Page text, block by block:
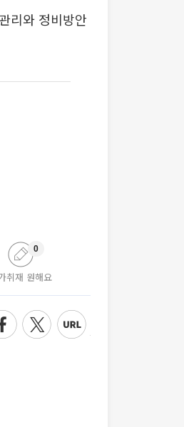
리와 정비방안
취재 원해요
0